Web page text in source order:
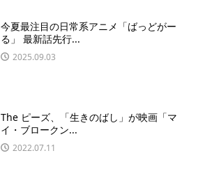
今夏最注目の日常系アニメ「ばっどがー
る」 最新話先行...
2025.09.03
The ピーズ、「生きのばし」が映画「マ
イ・ブロークン...
2022.07.11